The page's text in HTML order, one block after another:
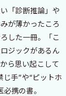
「診断推論」や
が薄かったころ
した一冊。「こ
ジックがあるん
ら思い起こして
手”や“ピットホ
携の書。